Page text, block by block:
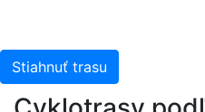
Stiahnuť trasu